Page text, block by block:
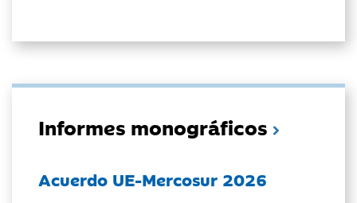
Informes monográficos
Acuerdo UE-Mercosur 2026